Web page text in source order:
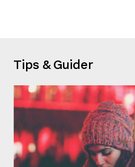
Tips & Guider